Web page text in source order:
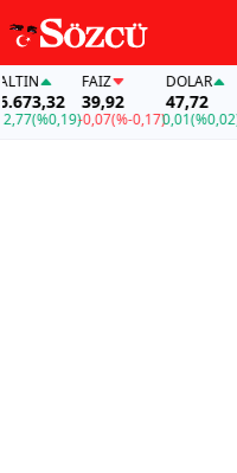
(%0,19)
FAİZ
39,92
-0,07(%-0,17)
DOLAR
47,72
0,01(%0,02)0,00